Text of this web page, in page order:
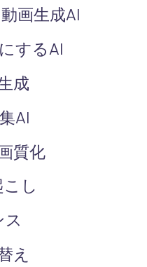
画生成AI
するAI
成
AI
質化
し
え